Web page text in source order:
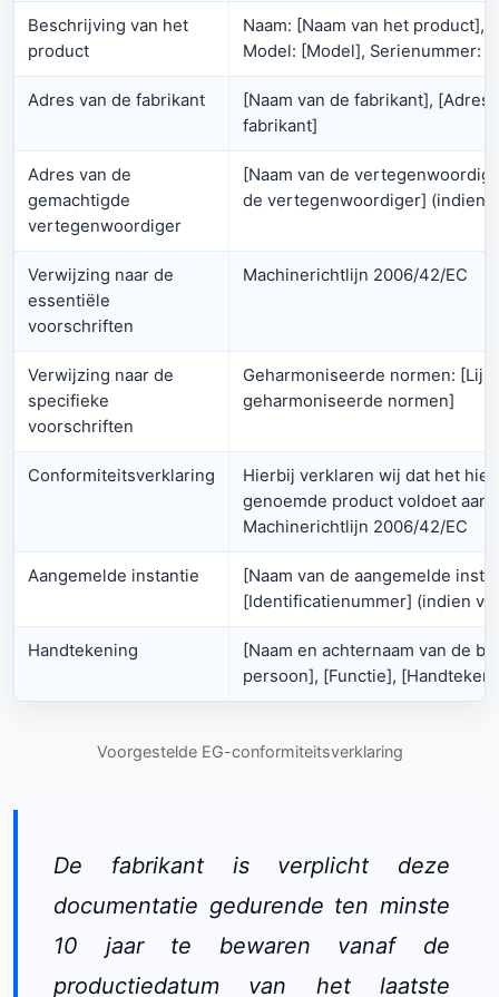
Beschrijving van het
product
Naam: [Naam van het product],
Model: [Model], Serienummer:
Adres van de fabrikant
[Naam van de fabrikant], [Adres
fabrikant]
Adres van de
gemachtigde
vertegenwoordiger
[Naam van de
de vertegenwoordiger] (indien
Verwijzing naar de
essentiële
voorschriften
Machinerichtlijn 2006/42/EC
Verwijzing naar de
specifieke
voorschriften
Geharmoniseerde normen:
geharmoniseerde normen]
Conformiteitsverklaring
Hierbij verklaren wij dat het
genoemde product voldoet aan
Machinerichtlijn 2006/42/EC
Aangemelde instantie
[Naam van de aangemelde
[Identificatienummer] (indien
Handtekening
[Naam en achternaam van de
persoon], [Functie],
Voorgestelde EG-conformiteitsverklaring
De fabrikant is verplicht deze
documentatie gedurende ten minste
10 jaar te bewaren vanaf de
productiedatum van het laatste